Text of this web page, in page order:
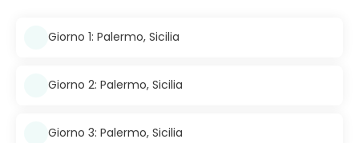
Giorno 1: Palermo, Sicilia
Giorno 2: Palermo, Sicilia
Giorno 3: Palermo, Sicilia